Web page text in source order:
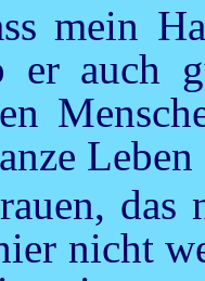
mein
er auch
nicht